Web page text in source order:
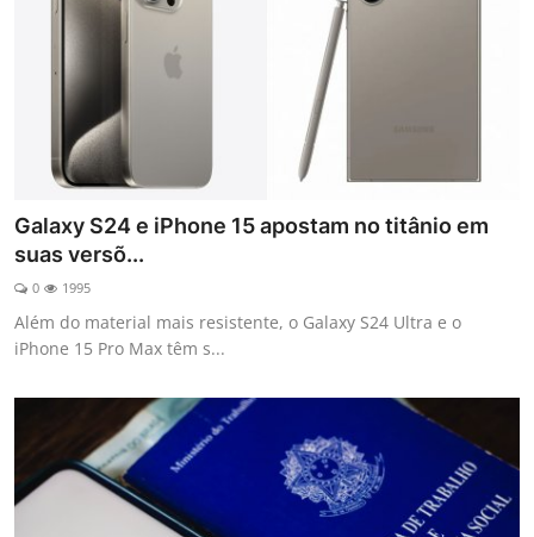
Galaxy S24 e iPhone 15 apostam no titânio em
suas versõ...
0 1995
Além do material mais resistente, o Galaxy S24 Ultra e o
iPhone 15 Pro Max têm s...